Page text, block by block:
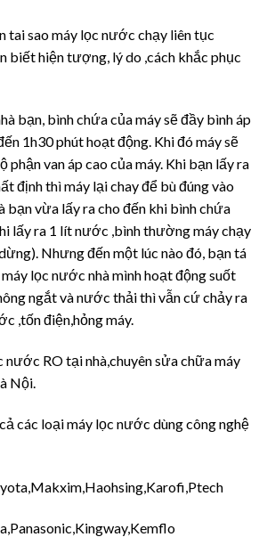
tai sao máy lọc nước chạy liên tục
biết hiện tượng, lý do ,cách khắc phục
bạn, bình chứa của máy sẽ đầy bình áp
1h30 phút hoạt động. Khi đó máy sẽ
van áp cao của máy. Khi bạn lấy ra
định thì máy lại chay để bù đúng vào
vừa lấy ra cho đến khi bình chứa
lấy ra 1 lít nước ,bình thường máy chạy
Nhưng đến một lúc nào đó, bạn tá
lọc nước nhà mình hoạt động suốt
ngắt và nước thải thì vẫn cứ chảy ra
,tốn điện,hỏng máy.
nước RO tại nhà,chuyên sửa chữa máy
Nội.
các loại máy lọc nước dùng công nghệ